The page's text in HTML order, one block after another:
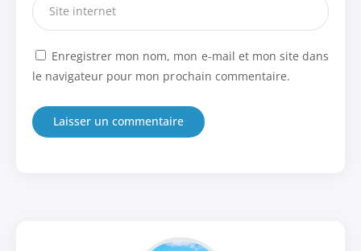
Enregistrer mon nom, mon e-mail et mon site dans
le navigateur pour mon prochain commentaire.